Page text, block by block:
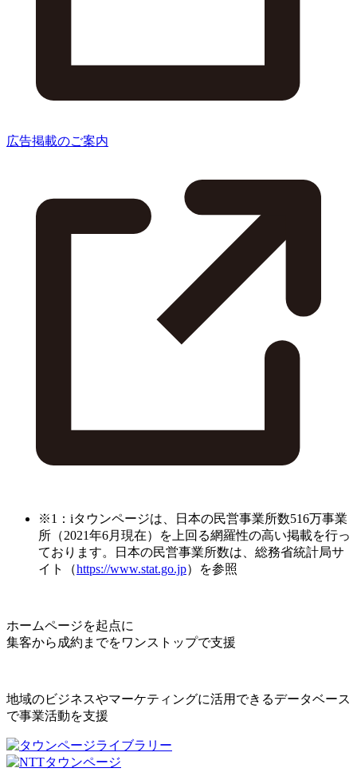
広告掲載のご案内
※1：iタウンページは、日本の民営事業所数516万事業
所（2021年6月現在）を上回る網羅性の高い掲載を行っ
ております。日本の民営事業所数は、総務省統計局サ
イト（https://www.stat.go.jp）を参照
ホームページを起点に
集客から成約までをワンストップで支援
地域のビジネスやマーケティングに活用できるデータベース
で事業活動を支援